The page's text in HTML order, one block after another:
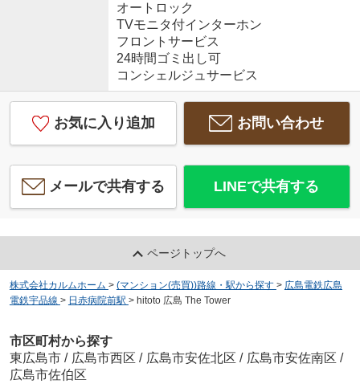
オートロック
TVモニタ付インターホン
フロントサービス
24時間ゴミ出し可
コンシェルジュサービス
お気に入り追加 お問い合わせ
メールで共有する LINEで共有する
ページトップへ
株式会社カルムホーム > (マンション(売買))路線・駅から探す > 広島電鉄広島
電鉄宇品線 > 日赤病院前駅 > hitoto 広島 The Tower
市区町村から探す
東広島市 / 広島市西区 / 広島市安佐北区 / 広島市安佐南区 /
広島市佐伯区